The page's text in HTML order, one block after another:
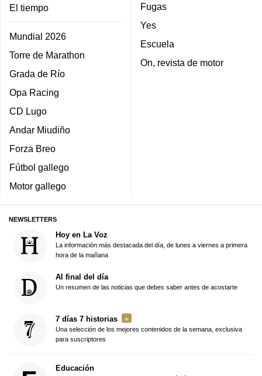
El tiempo
Mundial 2026
Torre de Marathon
Grada de Río
Opa Racing
CD Lugo
Andar Miudiño
Forza Breo
Fútbol gallego
Motor gallego
Fugas
Yes
Escuela
On, revista de motor
NEWSLETTERS
Hoy en La Voz
La información más destacada del día, de lunes a viernes a primera
hora de la mañana
Al final del día
Un resumen de las noticias que debes saber antes de acostarte
7 días 7 historias
Una selección de los mejores contenidos de la semana, exclusiva
para suscriptores
Educación